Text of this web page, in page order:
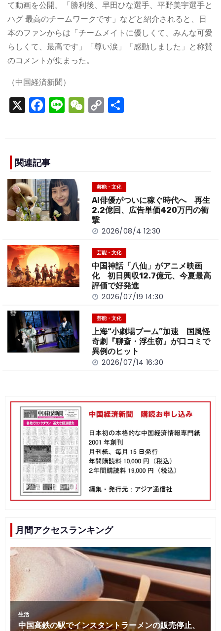
て動画を公開。「勝利後、早田ひな選手、平野美宇選手と
ハグ 最高のチームワークです」などと紹介されると、日
本のファンからは「チームメイトに優しくて、みんな可愛
らしくて、最高です」「尊い涙」「感動しました」と称賛
のコメントが集まった。
（中国経済新聞）
X F
a
e
b
o
o
k
Li
n
W
e
C
o
n
k
関連記事
芸能・文化
AI俳優がついに稼ぐ時代へ 再生
2.2億回、広告単価420万円の衝
撃
2026/08/4 12:30
芸能・文化
中国神話「八仙」がアニメ映画
化 初日興収12.7億元、今夏最高
評価で好発進
2026/07/19 14:30
芸能・文化
上海“小劇場ブーム”加速 国風怪
奇劇『聊斎・浮生窃』が口コミで
異例のヒット
2026/07/14 16:30
月間アクセスランキング